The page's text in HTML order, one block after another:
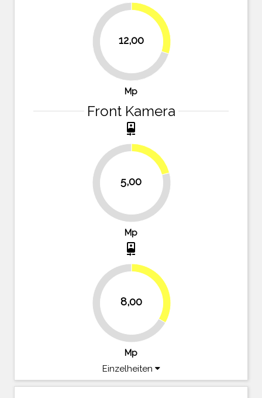
12,00
70%
30%
Mp
Front Kamera
camera_front
5,00
79.2%
20.8%
Mp
camera_front
8,00
66.7%
33.3%
Mp
Einzelheiten